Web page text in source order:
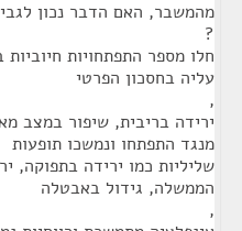
מהמשבר, האם הדבר נכון לגבי
?
חלו מספר התפתחויות
עליה בחסכון הפרטי
,
ירידה בריבית, שיפור במצב
מנגד התפתחו ונמשכו תופעות
שליליות כמו ירידה בתפוקה,
הממשלה, גידול באבטלה
,